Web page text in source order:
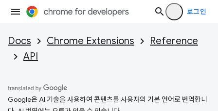
로그인
Docs Chrome Extensions
Reference
API
Google은 AI 기술을 사용하여 콘텐츠를 사용자의 기본 언어로 번역합니